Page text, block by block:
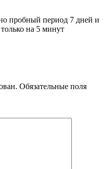
пробный период 7 дней и
на 5 минут
Обязательные поля